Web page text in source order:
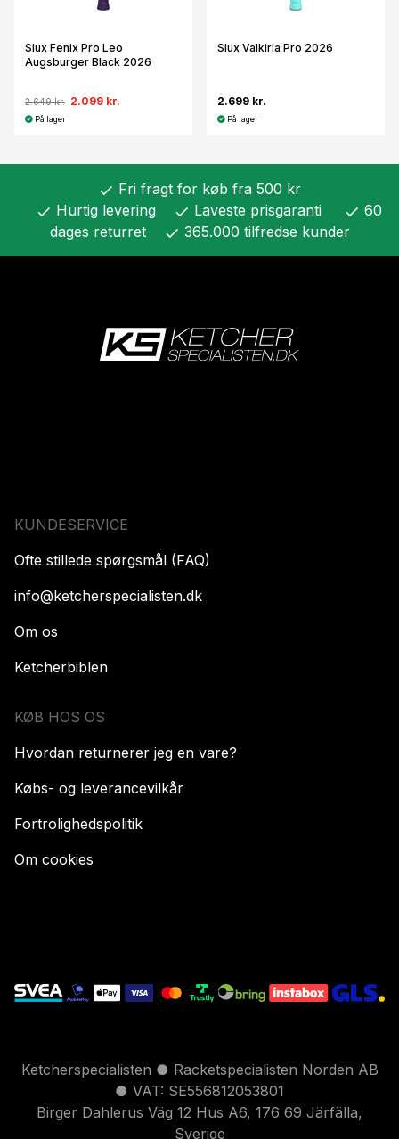
Siux Fenix Pro Leo
Augsburger Black 2026
2.649 kr. 2.099 kr.
På lager
Siux Valkiria Pro 2026
2.699 kr.
På lager
check Fri fragt for køb fra 500 kr
check Hurtig levering check Laveste prisgaranti check 60
dages returret
check 365.000 tilfredse kunder
KUNDESERVICE
Ofte stillede spørgsmål (FAQ)
info@ketcherspecialisten.dk
Om os
Ketcherbiblen
KØB HOS OS
Hvordan returnerer jeg en vare?
Købs- og leverancevilkår
Fortrolighedspolitik
Om cookies
Ketcherspecialisten ● Racketspecialisten Norden AB
● VAT: SE556812053801
Birger Dahlerus Väg 12 Hus A6, 176 69 Järfälla,
Sverige